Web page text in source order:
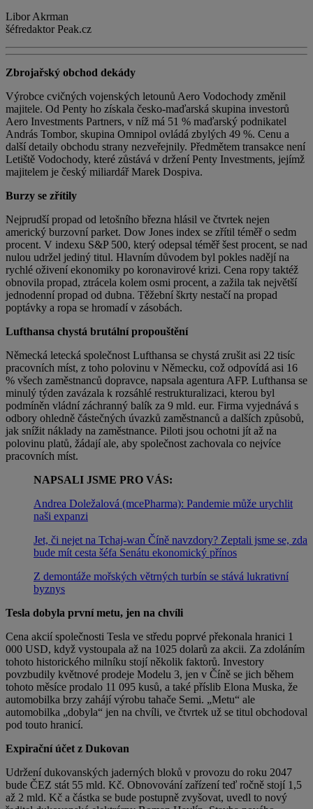
Libor Akrman
šéfredaktor Peak.cz
Zbrojařský obchod dekády
Výrobce cvičných vojenských letounů Aero Vodochody změnil
majitele. Od Penty ho získala česko-maďarská skupina investorů
Aero Investments Partners, v níž má 51 % maďarský podnikatel
András Tombor, skupina Omnipol ovládá zbylých 49 %. Cenu a
další detaily obchodu strany nezveřejnily. Předmětem transakce není
Letiště Vodochody, které zůstává v držení Penty Investments, jejímž
majitelem je český miliardář Marek Dospiva.
Burzy se zřítily
Nejprudší propad od letošního března hlásil ve čtvrtek nejen
americký burzovní parket. Dow Jones index se zřítil téměř o sedm
procent. V indexu S&P 500, který odepsal téměř šest procent, se nad
nulou udržel jediný titul. Hlavním důvodem byl pokles nadějí na
rychlé oživení ekonomiky po koronavirové krizi. Cena ropy taktéž
obnovila propad, ztrácela kolem osmi procent, a zažila tak největší
jednodenní propad od dubna. Těžební škrty nestačí na propad
poptávky a ropa se hromadí v zásobách.
Lufthansa chystá brutální propouštění
Německá letecká společnost Lufthansa se chystá zrušit asi 22 tisíc
pracovních míst, z toho polovinu v Německu, což odpovídá asi 16
% všech zaměstnanců dopravce, napsala agentura AFP. Lufthansa se
minulý týden zavázala k rozsáhlé restrukturalizaci, kterou byl
podmíněn vládní záchranný balík za 9 mld. eur. Firma vyjednává s
odbory ohledně částečných úvazků zaměstnanců a dalších způsobů,
jak snížit náklady na zaměstnance. Piloti jsou ochotni jít až na
polovinu platů, žádají ale, aby společnost zachovala co nejvíce
pracovních míst.
NAPSALI JSME PRO VÁS:
Andrea Doležalová (mcePharma): Pandemie může urychlit
naši expanzi
Jet, či nejet na Tchaj-wan Číně navzdory? Zeptali jsme se, zda
bude mít cesta šéfa Senátu ekonomický přínos
Z demontáže mořských větrných turbín se stává lukrativní
byznys
Tesla dobyla první metu, jen na chvíli
Cena akcií společnosti Tesla ve středu poprvé překonala hranici 1
000 USD, když vystoupala až na 1025 dolarů za akcii. Za zdoláním
tohoto historického milníku stojí několik faktorů. Investory
povzbudily květnové prodeje Modelu 3, jen v Číně se jich během
tohoto měsíce prodalo 11 095 kusů, a také příslib Elona Muska, že
automobilka brzy zahájí výrobu tahače Semi. „Metu“ ale
automobilka „dobyla“ jen na chvíli, ve čtvrtek už se titul obchodoval
pod touto hranicí.
Expirační účet z Dukovan
Udržení dukovanských jaderných bloků v provozu do roku 2047
bude ČEZ stát 55 mld. Kč. Obnovování zařízení teď ročně stojí 1,5
až 2 mld. Kč a částka se bude postupně zvyšovat, uvedl to nový